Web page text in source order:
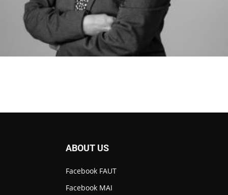
ABOUT US
Facebook FAUT
Facebook MAI